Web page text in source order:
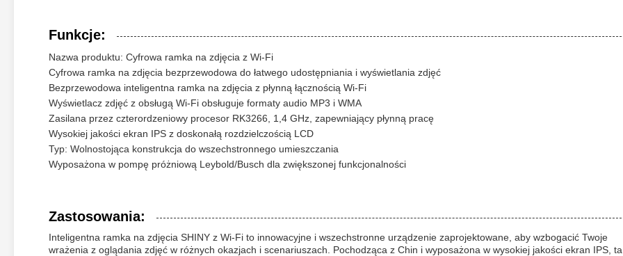
Funkcje:
Nazwa produktu: Cyfrowa ramka na zdjęcia z Wi-Fi
Cyfrowa ramka na zdjęcia bezprzewodowa do łatwego udostępniania i wyświetlania zdjęć
Bezprzewodowa inteligentna ramka na zdjęcia z płynną łącznością Wi-Fi
Wyświetlacz zdjęć z obsługą Wi-Fi obsługuje formaty audio MP3 i WMA
Zasilana przez czterordzeniowy procesor RK3266, 1,4 GHz, zapewniający płynną pracę
Wysokiej jakości ekran IPS z doskonałą rozdzielczością LCD
Typ: Wolnostojąca konstrukcja do wszechstronnego umieszczania
Wyposażona w pompę próżniową Leybold/Busch dla zwiększonej funkcjonalności
Zastosowania:
Inteligentna ramka na zdjęcia SHINY z Wi-Fi to innowacyjne i wszechstronne urządzenie zaprojektowane, aby wzbogacić Twoje
wrażenia z oglądania zdjęć w różnych okazjach i scenariuszach. Pochodząca z Chin i wyposażona w wysokiej jakości ekran IPS, ta